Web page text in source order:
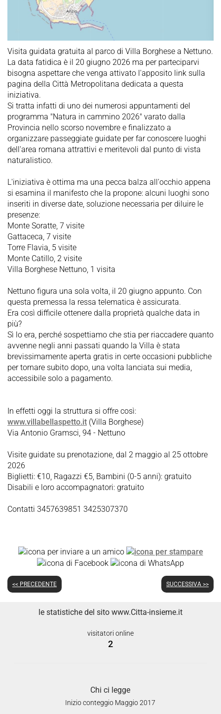
Visita guidata gratuita al parco di Villa Borghese a Nettuno.
La data fatidica è il 20 giugno 2026 ma per parteciparvi
bisogna aspettare che venga attivato l'apposito link sulla
pagina della Città Metropolitana dedicata a questa
iniziativa.
Si tratta infatti di uno dei numerosi appuntamenti del
programma "Natura in cammino 2026" varato dalla
Provincia nello scorso novembre e finalizzato a
organizzare passeggiate guidate per far conoscere luoghi
dell'area romana attrattivi e meritevoli dal punto di vista
naturalistico.
L'iniziativa è ottima ma una pecca balza all'occhio appena
si esamina il manifesto che la propone: alcuni luoghi sono
inseriti in diverse date, soluzione necessaria per diluire le
presenze:
Monte Soratte, 7 visite
Gattaceca, 7 visite
Torre Flavia, 5 visite
Monte Catillo, 2 visite
Villa Borghese Nettuno, 1 visita
Nettuno figura una sola volta, il 20 giugno appunto. Con
questa premessa la ressa telematica è assicurata.
Era così difficile ottenere dalla proprietà qualche data in
più?
Sì lo era, perché sospettiamo che stia per riaccadere quanto
avvenne negli anni passati quando la Villa è stata
brevissimamente aperta gratis in certe occasioni pubbliche
per tornare subito dopo, una volta lanciata sui media,
accessibile solo a pagamento.
In effetti oggi la struttura si offre così:
www.villabellaspetto.it (Villa Borghese)
Via Antonio Gramsci, 94 - Nettuno
Visite guidate su prenotazione, dal 2 maggio al 25 ottobre
2026
Biglietti: €10, Ragazzi €5, Bambini (0-5 anni): gratuito
Disabili e loro accompagnatori: gratuito
Contatti 3457639851 3425307370
<< PRECEDENTE SUCCESSIVA >>
le statistiche del sito www.Citta-insieme.it
visitatori online
2
Chi ci legge
Inizio conteggio Maggio 2017